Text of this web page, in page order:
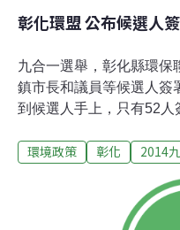
彰化環盟 公布候選人
九合一選舉，彰化縣環保
鎮市長和議員等候選人簽
到候選人手上，只有52人
性，提出三項環保政見，
存。第二項是彰北地區善
集中管理，加強環境保護
環境政策 彰化 2014